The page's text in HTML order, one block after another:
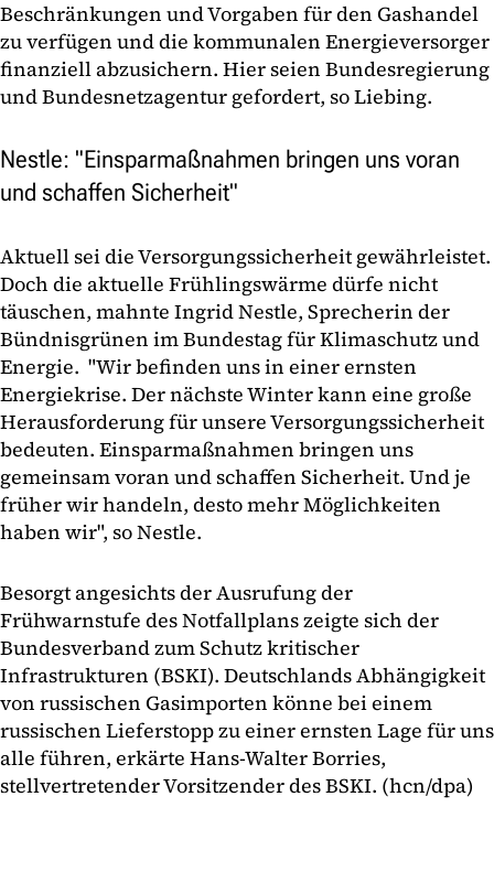
Beschränkungen und Vorgaben für den Gashandel
zu verfügen und die kommunalen Energieversorger
finanziell abzusichern. Hier seien Bundesregierung
und Bundesnetzagentur gefordert, so Liebing.
Nestle: "Einsparmaßnahmen bringen uns voran
und schaffen Sicherheit"
Aktuell sei die Versorgungssicherheit gewährleistet.
Doch die aktuelle Frühlingswärme dürfe nicht
täuschen, mahnte Ingrid Nestle, Sprecherin der
Bündnisgrünen im Bundestag für Klimaschutz und
Energie. "Wir befinden uns in einer ernsten
Energiekrise. Der nächste Winter kann eine große
Herausforderung für unsere Versorgungssicherheit
bedeuten. Einsparmaßnahmen bringen uns
gemeinsam voran und schaffen Sicherheit. Und je
früher wir handeln, desto mehr Möglichkeiten
haben wir", so Nestle.
Besorgt angesichts der Ausrufung der
Frühwarnstufe des Notfallplans zeigte sich der
Bundesverband zum Schutz kritischer
Infrastrukturen (BSKI). Deutschlands Abhängigkeit
von russischen Gasimporten könne bei einem
russischen Lieferstopp zu einer ernsten Lage für uns
alle führen, erkärte Hans-Walter Borries,
stellvertretender Vorsitzender des BSKI. (hcn/dpa)